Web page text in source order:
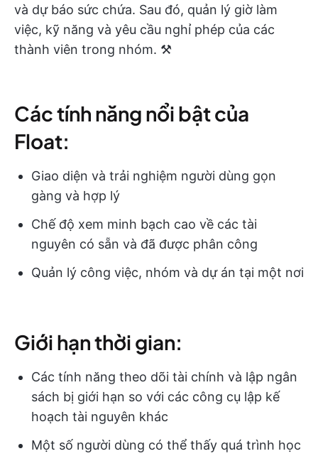
và dự báo sức chứa. Sau đó, quản lý giờ làm
việc, kỹ năng và yêu cầu nghỉ phép của các
thành viên trong nhóm. ⚒️
Các tính năng nổi bật của
Float:
Giao diện và trải nghiệm người dùng gọn
gàng và hợp lý
Chế độ xem minh bạch cao về các tài
nguyên có sẵn và đã được phân công
Quản lý công việc, nhóm và dự án tại một nơi
Giới hạn thời gian:
Các tính năng theo dõi tài chính và lập ngân
sách bị giới hạn so với các công cụ lập kế
hoạch tài nguyên khác
Một số người dùng có thể thấy quá trình học